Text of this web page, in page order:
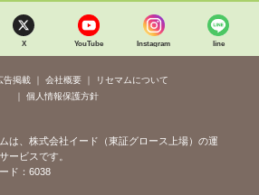
X YouTube Instagram line
告掲載 会社概要
リセマムについて
個人情報保護方針
は、株式会社イード（東証グロース上場）の運
ービスです。
ド：6038